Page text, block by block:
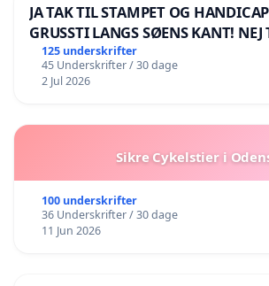
JA TAK TIL STAMPET OG
GRUSSTI LANGS SØENS KANT! NEJ
BOARDWALK VÆK FRA SØEN
125 underskrifter
45 Underskrifter / 30 dage
2 Jul 2026
Sikre Cykelstier i
100 underskrifter
36 Underskrifter / 30 dage
11 Jun 2026